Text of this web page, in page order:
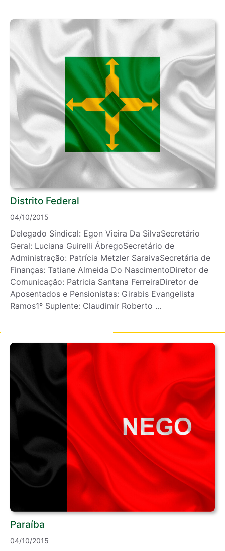
Distrito Federal
04/10/2015
Delegado Sindical: Egon Vieira Da SilvaSecretário
Geral: Luciana Guirelli ÁbregoSecretário de
Administração: Patrícia Metzler SaraivaSecretária de
Finanças: Tatiane Almeida Do NascimentoDiretor de
Comunicação: Patricia Santana FerreiraDiretor de
Aposentados e Pensionistas: Girabis Evangelista
Ramos1º Suplente: Claudimir Roberto ...
Paraíba
04/10/2015